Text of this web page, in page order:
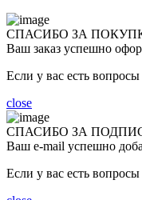
СПАСИБО ЗА
Ваш заказ успешно
Если у вас есть вопросы
close
СПАСИБО ЗА
Ваш e-mail успешно
Если у вас есть вопросы